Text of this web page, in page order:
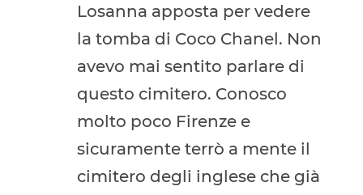
Losanna apposta per vedere
la tomba di Coco Chanel. Non
avevo mai sentito parlare di
questo cimitero. Conosco
molto poco Firenze e
sicuramente terrò a mente il
cimitero degli inglese che già